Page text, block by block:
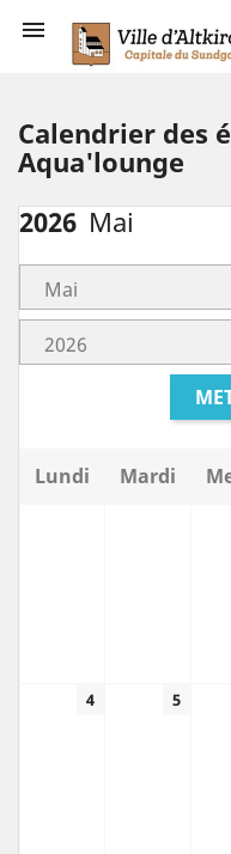

Calendrier des
Aqua'lounge
2026 Mai
Lundi Mardi
4 5